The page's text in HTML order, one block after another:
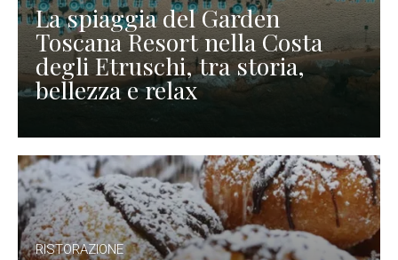
La spiaggia del Garden
Toscana Resort nella Costa
degli Etruschi, tra storia,
bellezza e relax
RISTORAZIONE